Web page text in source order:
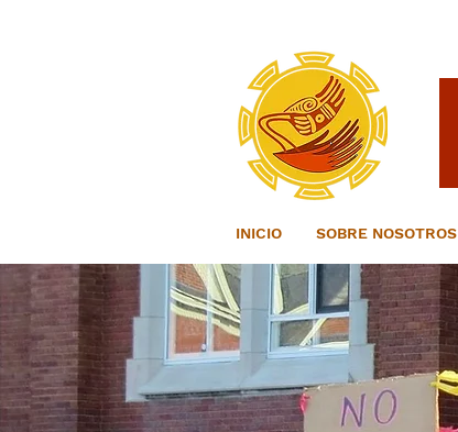
INICIO SOBRE NOSOTROS